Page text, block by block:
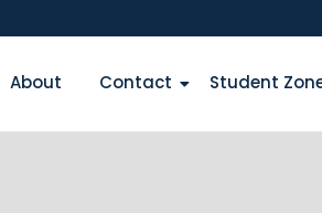
About Contact Student